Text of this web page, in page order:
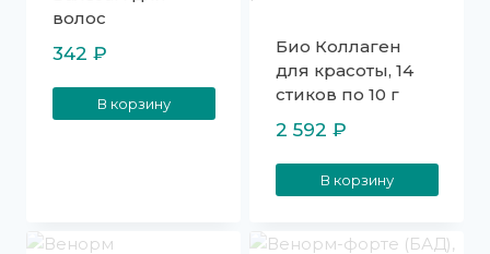
волос
342 ₽
В корзину
Био Коллаген
для красоты, 14
стиков по 10 г
2 592 ₽
В корзину